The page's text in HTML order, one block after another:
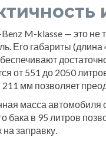
M-klasse — это
Его габариты
от 551 до 2050
211 мм позволяет
масса автомобиля
бака в 95 литров
на заправку.